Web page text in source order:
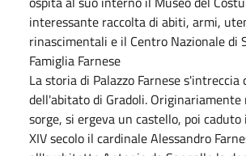
interessante raccolta di abiti, armi,
rinascimentali e il Centro Nazionale di
Famiglia Farnese
La storia di Palazzo Farnese s'intreccia
dell'abitato di Gradoli. Originariamente
sorge, si ergeva un castello, poi
XIV secolo il cardinale Alessandro